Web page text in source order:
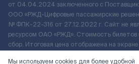
от 04.04.2024 заключенного с
ООО «РЖД-Цифровые пассажирские
№ ФПК-22-316 от 27.12.2022 г. Сайт не
ресурсом ОАО «РЖД». Стоимость билетов
сбор. Итоговая цена отображена на
Мы используем cookies для более удобной